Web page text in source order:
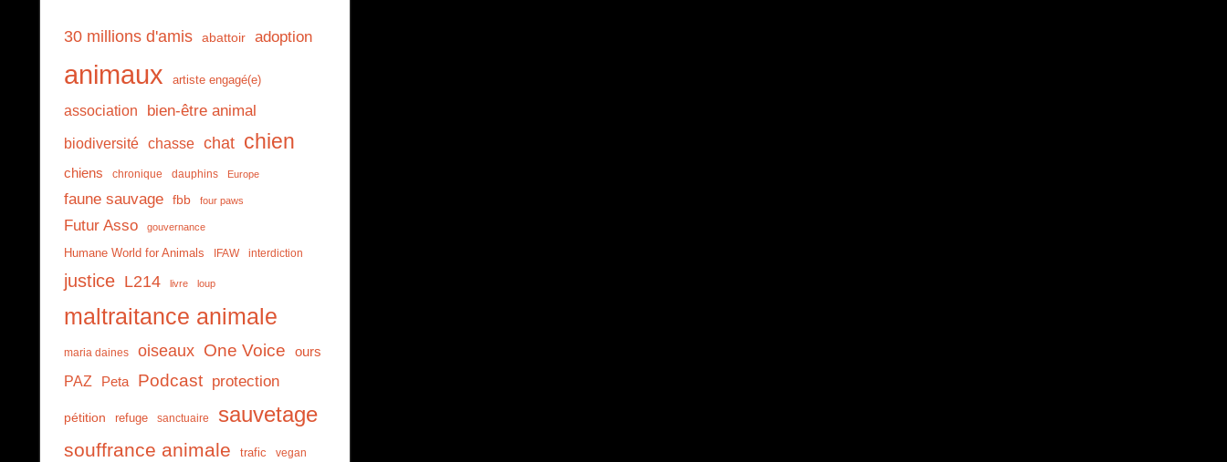
30 millions d'amis abattoir adoption
animaux artiste engagé(e)
association bien-être animal
biodiversité chasse chat chien
chiens chronique dauphins Europe
faune sauvage fbb four paws
Futur Asso gouvernance
Humane World for Animals IFAW interdiction
justice L214 livre loup
maltraitance animale
maria daines oiseaux One Voice ours
PAZ Peta Podcast protection
pétition refuge sanctuaire sauvetage
souffrance animale trafic vegan